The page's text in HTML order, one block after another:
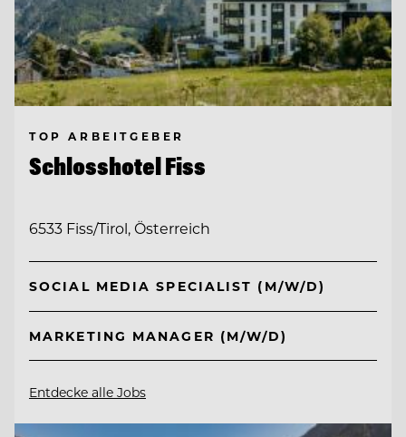
TOP ARBEITGEBER
Schlosshotel Fiss
6533 Fiss/Tirol, Österreich
SOCIAL MEDIA SPECIALIST (M/W/D)
MARKETING MANAGER (M/W/D)
Entdecke alle Jobs